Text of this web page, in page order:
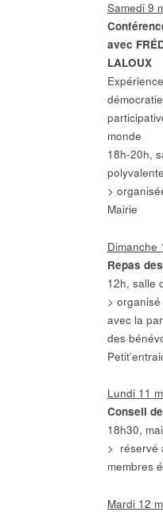
Samedi 9
avec
LALOUX
monde
18h-20h,
polyvalente
>
Mairie
Dimanche
Repas
12h, salle
>
avec la
des
Lundi 11
Conseil
18h30,
> réservé
membres
Mardi 12